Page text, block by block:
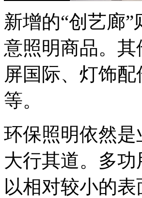
新增的“创艺廊
意照明商品。
屏国际、灯饰
等。
环保照明依然
大行其道。多
以相对较小的